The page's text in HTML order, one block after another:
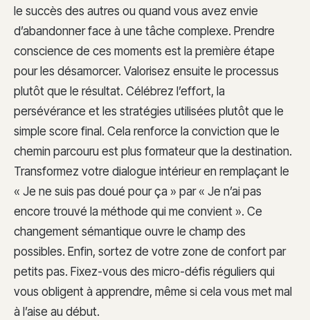
le succès des autres ou quand vous avez envie
d’abandonner face à une tâche complexe. Prendre
conscience de ces moments est la première étape
pour les désamorcer. Valorisez ensuite le processus
plutôt que le résultat. Célébrez l’effort, la
persévérance et les stratégies utilisées plutôt que le
simple score final. Cela renforce la conviction que le
chemin parcouru est plus formateur que la destination.
Transformez votre dialogue intérieur en remplaçant le
« Je ne suis pas doué pour ça » par « Je n’ai pas
encore trouvé la méthode qui me convient ». Ce
changement sémantique ouvre le champ des
possibles. Enfin, sortez de votre zone de confort par
petits pas. Fixez-vous des micro-défis réguliers qui
vous obligent à apprendre, même si cela vous met mal
à l’aise au début.